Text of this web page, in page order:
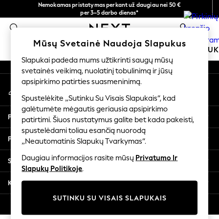
Nemokamas pristatymas perkant už daugiau nei 50 €
per 3–5 darbo dienas*
Dabar galite apsipirkti lietuvių kalba!
0
MOKYKLINĖ APRANGA MERGAITĖMS
SCHOOLWEAR
All Boys Schoolwear
Shoes
Trousers
Shorts
Shirts
Polo Shirts
Sweatshirts & Jumpers
Coats & Jackets
Underwear
Multipacks
All Boys Sport & Swimwear
An error occurred on client
Mūsų socialiniai tinklai
Mano paskyra
Prisijunkite prie savo paskyros
Pagalba
Privatumas ir teisinė informacija
Skyriai
Kitos paslaugos
Mūsų Svetainė Naudoja Slapukus
Slapukai padeda mums užtikrinti saugų mūsų
svetainės veikimą, nuolatinį tobulinimą ir jūsų
apsipirkimo patirties suasmeninimą.
Spustelėkite „Sutinku Su Visais Slapukais“, kad
galėtumėte mėgautis geriausia apsipirkimo
patirtimi. Šiuos nustatymus galite bet kada pakeisti,
spustelėdami toliau esančią nuorodą
„Neautomatinis Slapukų Tvarkymas“.
Daugiau informacijos rasite mūsų Privatumo Ir
Slapukų Politikoje.
SUTINKU SU VISAIS SLAPUKAIS